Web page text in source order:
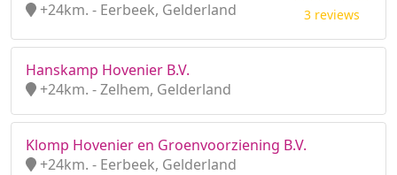
+24km. - Eerbeek, Gelderland
3 reviews
Hanskamp Hovenier B.V.
+24km. - Zelhem, Gelderland
Klomp Hovenier en Groenvoorziening B.V.
+24km. - Eerbeek, Gelderland